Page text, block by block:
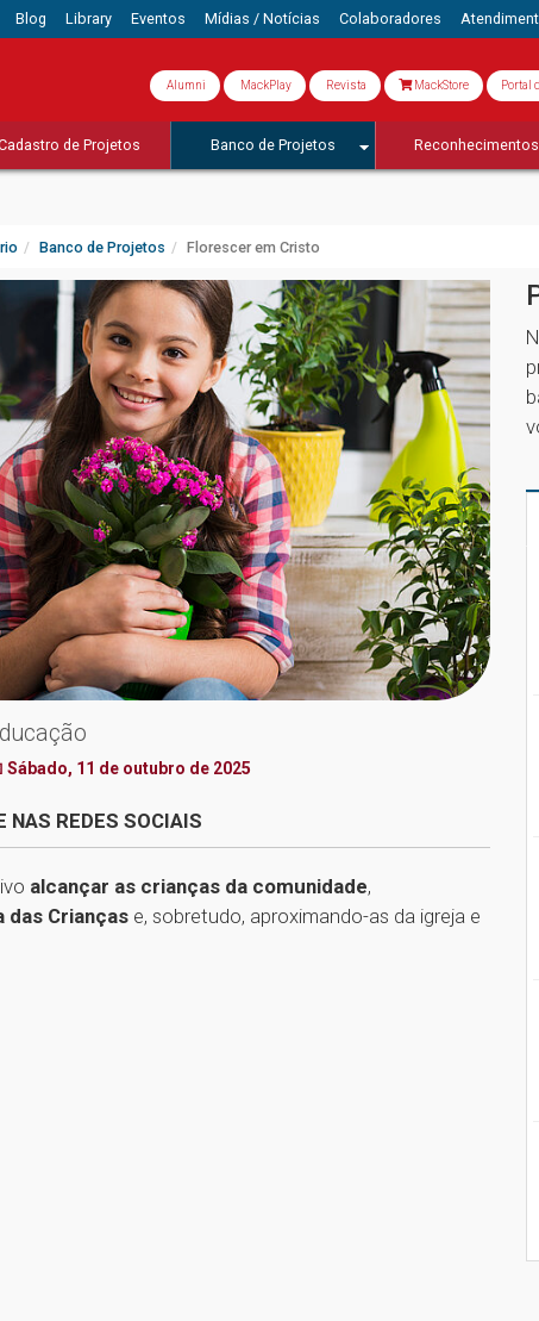
Blog Library Eventos Mídias / Notícias Colaboradores
Alumni MackPlay Revista MackStore Portal
de Projetos Banco de Projetos Reconhecimentos
Banco de Projetos Florescer em Cristo
Sábado, 11 de outubro de 2025
NAS REDES SOCIAIS
alcançar as crianças da comunidade,
das Crianças e, sobretudo, aproximando-as da igreja e